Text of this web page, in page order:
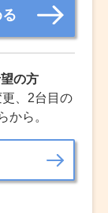
の方
、2台目の
から。